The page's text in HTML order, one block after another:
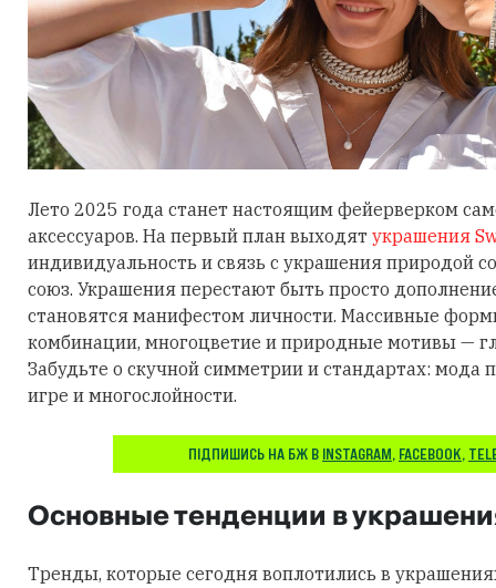
Лето 2025 года станет настоящим фейерверком
аксессуаров. На первый план выходят украшения
индивидуальность и связь с украшения природой
союз. Украшения перестают быть просто
становятся манифестом личности. Массивные
комбинации, многоцветие и природные мотивы —
Забудьте о скучной симметрии и стандартах: мода
игре и многослойности.
ПІДПИШИСЬ НА БЖ В INSTAGRAM, FACEBOOK,
Основные тенденции в
Тренды, которые сегодня воплотились в